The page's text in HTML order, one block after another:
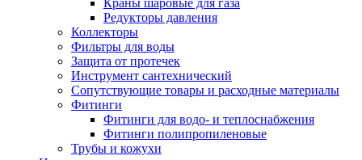
Краны шаровые для газа
Редукторы давления
Коллекторы
Фильтры для воды
Защита от протечек
Инструмент сантехнический
Сопутствующие товары и расходные материалы
Фитинги
Фитинги для водо- и теплоснабжения
Фитинги полипропиленовые
Трубы и кожухи